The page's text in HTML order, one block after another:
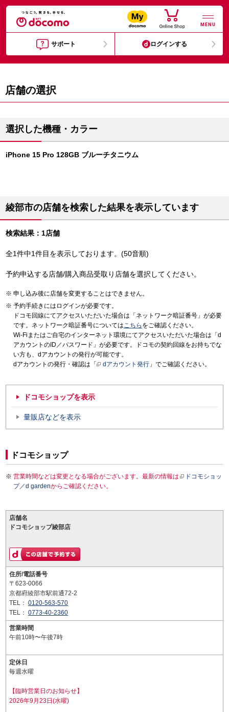
MENU
サポート ログインする
店舗の選択
選択した機種・カラー
iPhone 15 Pro 128GB ブルーチタニウム
綾部市の店舗を検索した結果を表示しています
検索結果：1店舗
全1件中1件目を表示しております。(50音順)
予約申込する店舗/購入商品受取り店舗を選択してください。
申し込み後に店舗を変更することはできません。
予約手続きにはログインが必要です。
ドコモ回線にてアクセスいただいた場合は「ネットワーク暗証番号」が必要
です。ネットワーク暗証番号についてはこちら をご確認ください。
Wi-Fiまたはご自宅のインターネット環境にてアクセスいただいた場合は「d
アカウントのID／パスワード」が必要です。ドコモの契約回線をお持ちでな
い方も、dアカウントの発行が可能です。
dアカウントの発行・確認は「
dアカウント発行 」でご確認ください。
ドコモショップを表示
量販店などを表示
ドコモショップ
営業時間などは変更となる場合がございます。最新の情報は
ドコモショッ
プ／d gardenからご確認ください。
店舗名
ドコモショップ綾部店
住所/電話番号
〒623-0066
京都府綾部市駅前通72-2
TEL： 0120-563-570
TEL： 0773-40-2360
営業時間
午前10時〜午後7時
定休日
毎週水曜
【臨時営業日のお知らせ】
2026年9月23日(水曜)